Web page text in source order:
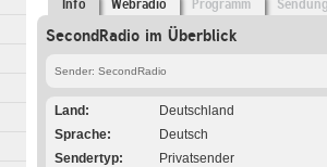
Info Webradio Programm
SecondRadio im Überblick
Sender: SecondRadio
Land
Deutschland
Sprache
Deutsch
Sendertyp
Privatsender